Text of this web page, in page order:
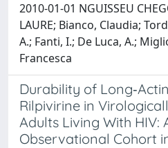
2010-01-01 NGUISSEU
LAURE; Bianco, Claudia;
A.; Fanti, I.; De Luca, A.;
Francesca
Durability of
Rilpivirine in
Adults Living With HIV:
Observational Cohort